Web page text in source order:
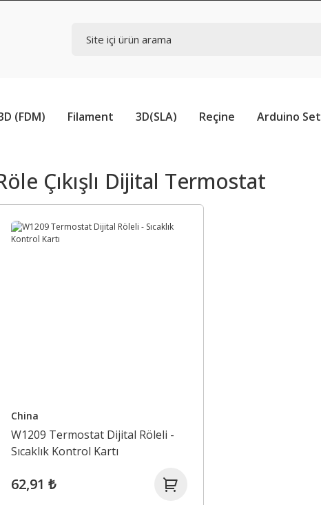
(FDM) Filament 3D(SLA) Reçine Arduino Set
Çıkışlı Dijital Termostat
China
W1209 Termostat Dijital Röleli -
Sıcaklık Kontrol Kartı
62,91 ₺